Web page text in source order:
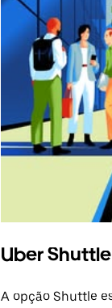
Uber Shuttle
A opção Shuttle